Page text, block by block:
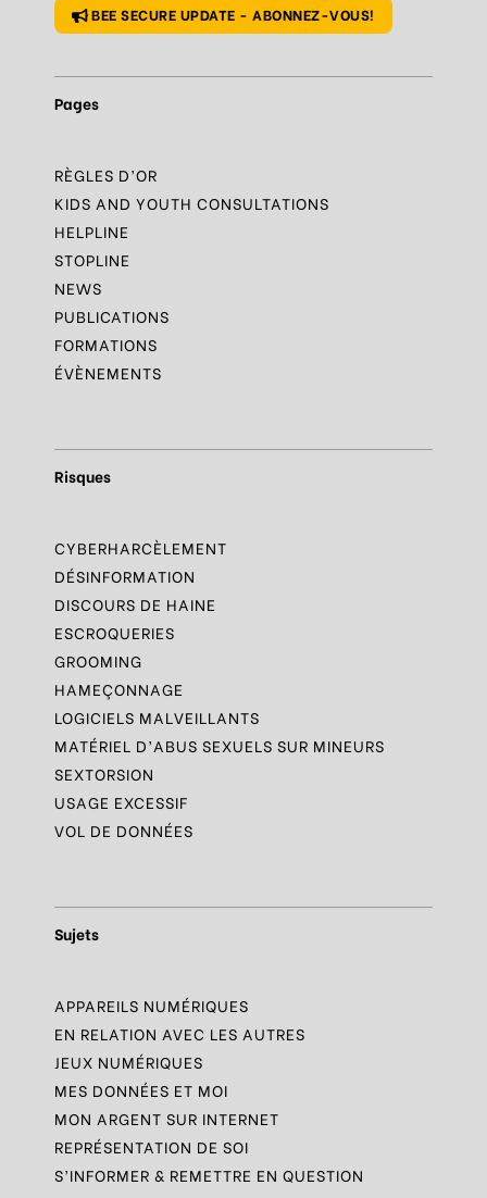
BEE SECURE UPDATE - ABONNEZ-VOUS!
Pages
RÈGLES D’OR
KIDS AND YOUTH CONSULTATIONS
HELPLINE
STOPLINE
NEWS
PUBLICATIONS
FORMATIONS
ÉVÈNEMENTS
Risques
CYBERHARCÈLEMENT
DÉSINFORMATION
DISCOURS DE HAINE
ESCROQUERIES
GROOMING
HAMEÇONNAGE
LOGICIELS MALVEILLANTS
MATÉRIEL D’ABUS SEXUELS SUR MINEURS
SEXTORSION
USAGE EXCESSIF
VOL DE DONNÉES
Sujets
APPAREILS NUMÉRIQUES
EN RELATION AVEC LES AUTRES
JEUX NUMÉRIQUES
MES DONNÉES ET MOI
MON ARGENT SUR INTERNET
REPRÉSENTATION DE SOI
S’INFORMER & REMETTRE EN QUESTION